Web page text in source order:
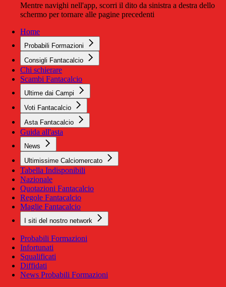
Mentre navighi nell'app, scorri il dito da sinistra a destra dello
schermo per tornare alle pagine precedenti
Home
Probabili Formazioni
Consigli Fantacalcio
Chi schierare
Scambi Fantacalcio
Ultime dai Campi
Voti Fantacalcio
Asta Fantacalcio
Guida all'asta
News
Ultimissime Calciomercato
Tabella Indisponibili
Nazionale
Quotazioni Fantacalcio
Regole Fantacalcio
Maglie Fantacalcio
I siti del nostro network
Probabili Formazioni
Infortunati
Squalificati
Diffidati
News Probabili Formazioni